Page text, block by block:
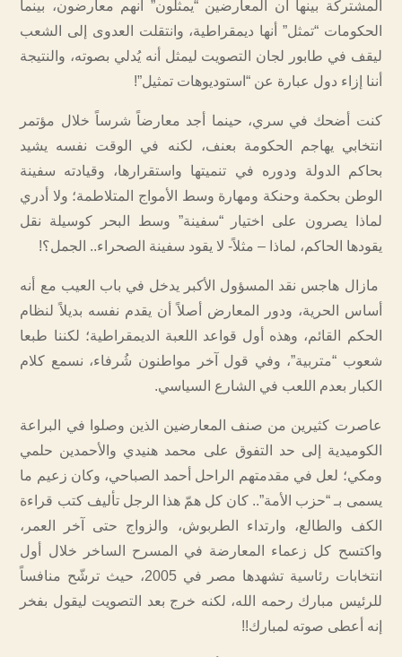
المشتركة بينها أن المعارضين “يمثلون” أنهم معارضون، بينما
الحكومات “تمثل” أنها ديمقراطية، وانتقلت العدوى إلى الشعب
ليقف في طابور لجان التصويت ليمثل أنه يُدلي بصوته، والنتيجة
أننا إزاء دول عبارة عن “استوديوهات تمثيل”!
كنت أضحك في سري، حينما أجد معارضاً شرساً خلال مؤتمر
انتخابي يهاجم الحكومة بعنف، لكنه في الوقت نفسه يشيد
بحاكم الدولة ودوره في تنميتها واستقرارها، وقيادته سفينة
الوطن بحكمة وحنكة ومهارة وسط الأمواج المتلاطمة؛ ولا أدري
لماذا يصرون على اختيار “سفينة” وسط البحر كوسيلة نقل
يقودها الحاكم، لماذا – مثلاً- لا يقود سفينة الصحراء.. الجمل؟!
مازال هاجس نقد المسؤول الأكبر يدخل في باب العيب مع أنه
أساس الحرية، ودور المعارض أصلاً أن يقدم نفسه بديلاً لنظام
الحكم القائم، وهذه أول قواعد اللعبة الديمقراطية؛ لكننا طبعا
شعوب “متربية”، وفي قول آخر مواطنون شُرفاء، نسمع كلام
الكبار بعدم اللعب في الشارع السياسي.
عاصرت كثيرين من صنف المعارضين الذين وصلوا في البراعة
الكوميدية إلى حد التفوق على محمد هنيدي والأحمدين حلمي
ومكي؛ لعل في مقدمتهم الراحل أحمد الصباحي، وكان زعيم ما
يسمى بـ “حزب الأمة”.. كان كل همّ هذا الرجل تأليف كتب قراءة
الكف والطالع، وارتداء الطربوش، والزواج حتى آخر العمر،
واكتسح كل زعماء المعارضة في المسرح الساخر خلال أول
انتخابات رئاسية تشهدها مصر في 2005، حيث ترشّح منافساً
للرئيس مبارك رحمه الله، لكنه خرج بعد التصويت ليقول بفخر
إنه أعطى صوته لمبارك!!